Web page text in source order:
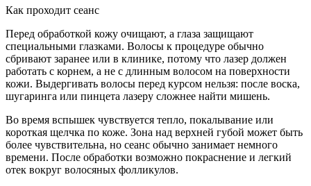
Как проходит сеанс
Перед обработкой кожу очищают, а глаза защищают
специальными глазками. Волосы к процедуре обычно
сбривают заранее или в клинике, потому что лазер должен
работать с корнем, а не с длинным волосом на поверхности
кожи. Выдергивать волосы перед курсом нельзя: после воска,
шугаринга или пинцета лазеру сложнее найти мишень.
Во время вспышек чувствуется тепло, покалывание или
короткая щелчка по коже. Зона над верхней губой может быть
более чувствительна, но сеанс обычно занимает немного
времени. После обработки возможно покраснение и легкий
отек вокруг волосяных фолликулов.